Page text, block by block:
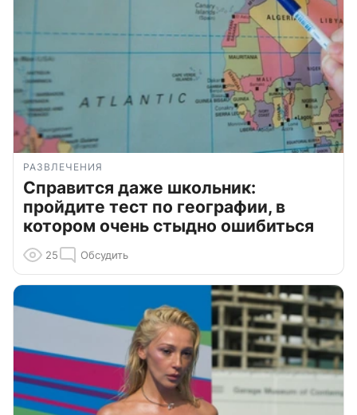
РАЗВЛЕЧЕНИЯ
Справится даже школьник:
пройдите тест по географии, в
котором очень стыдно ошибиться
25 Обсудить